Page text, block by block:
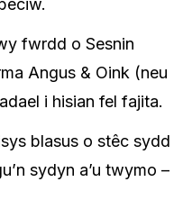
fwrdd o Sesnin
Angus & Oink (neu
i hisian fel fajita.
blasus o stêc sydd
sydyn a’u twymo –